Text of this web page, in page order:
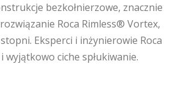
bezkołnierzowe, znacznie
Roca Rimless® Vortex,
Eksperci i inżynierowie Roca
ciche spłukiwanie.